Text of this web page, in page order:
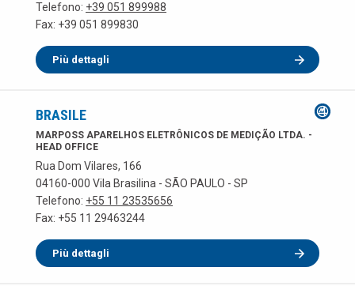
Telefono: +39 051 899988
Fax: +39 051 899830
Più dettagli
BRASILE
MARPOSS APARELHOS ELETRÔNICOS DE MEDIÇÃO LTDA. -
HEAD OFFICE
Rua Dom Vilares, 166
04160-000 Vila Brasilina - SÃO PAULO - SP
Telefono: +55 11 23535656
Fax: +55 11 29463244
Più dettagli